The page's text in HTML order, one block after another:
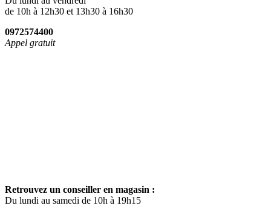
de 10h à 12h30 et 13h30 à 16h30
0972574400
Appel gratuit
Retrouvez un conseiller en magasin :
Du lundi au samedi de 10h à 19h15